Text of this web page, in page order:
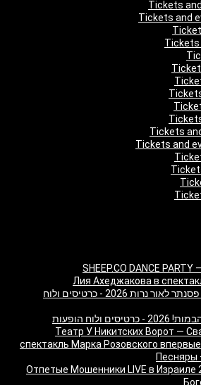
Tickets
Tickets and
Tickets
Tickets
Tickets and
SHEEP.CO DANCE
Лия Ахеджакова в
משופן ועד AC/DC - מופע פסנתר לאור נרות 2026 - כרטיסים ולוח
הופעות
"Театр У Никитских Ворот —
спектакль Марка Розовского
Отпетые Мошенники LIVE в Израиле